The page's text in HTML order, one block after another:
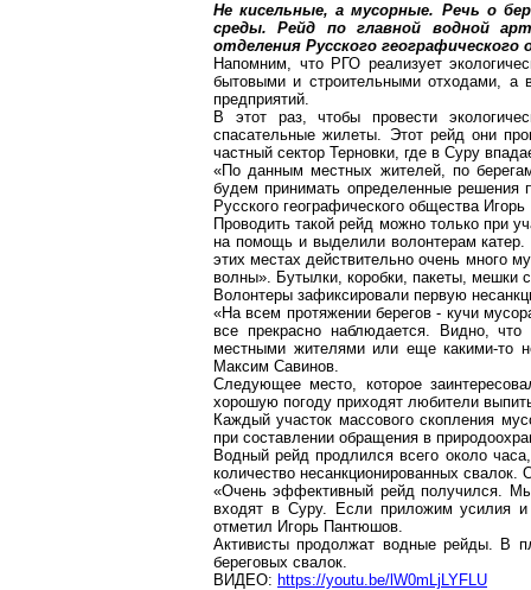
Не кисельные, а мусорные. Речь о
среды. Рейд по главной водной
отделения Русского географического
Напомним, что РГО реализует
бытовыми и строительными отходами, а
предприятий.
В этот раз, чтобы провести
спасательные жилеты. Этот рейд они
частный сектор Терновки, где в Суру
«По данным местных жителей, по
будем принимать определенные решения
Русского географического общества Игорь
Проводить такой рейд можно только при
на помощь и выделили волонтерам
этих местах действительноочень много
волны». Бутылки, коробки, пакеты, мешки
Волонтеры зафиксировали первую
«На всем протяжении берегов - кучи
все прекрасно наблюдается. Видно,
местными жителями или еще какими-то
Максим Савинов.
Следующее место, которое
хорошую погоду приходят любители
Каждый участок массового скопления
при составлении обращения в
Водный рейд продлился всего около
количество несанкционированных свалок.
«Очень эффективный рейд получился.
входят в Суру. Если приложим усилия и
отметил Игорь Пантюшов.
Активисты продолжат водные рейды. В
береговых свалок.
ВИДЕО: https://youtu.be/lW0mLjLYFLU